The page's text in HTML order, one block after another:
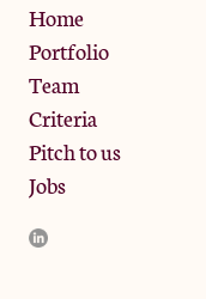
Home
Portfolio
Team
Criteria
Pitch to us
Jobs